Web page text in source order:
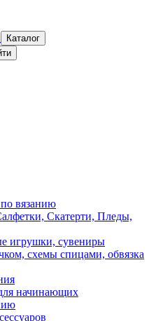
Каталог
вязанию
Скатерти, Пледы,
игрушки, сувениры
схемы спицами, обвязка
начинающих